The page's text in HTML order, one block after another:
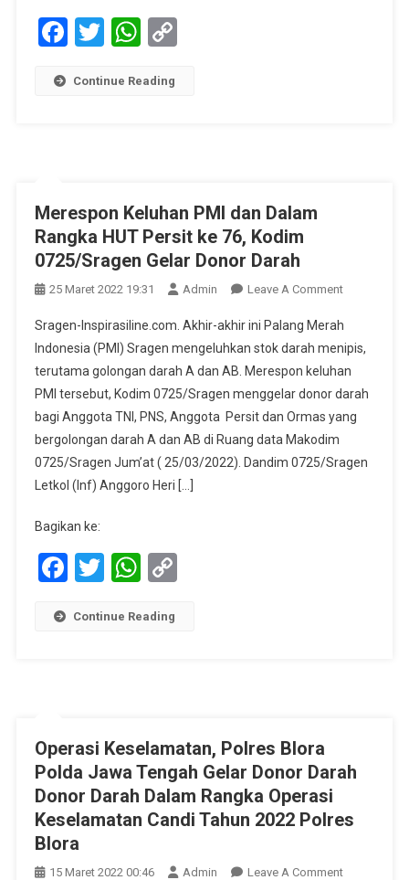
Facebook
TwitterWhatsApp
Copy
Continue Reading
Merespon Keluhan PMI dan Dalam
Rangka HUT Persit ke 76, Kodim
0725/Sragen Gelar Donor Darah
25 Maret 2022 19:31 Admin Leave A CommentOn
Keluhan
PMI
Dan
Dalam
Rangka
Sragen-Inspirasiline.com. Akhir-akhir ini Palang Merah
Indonesia (PMI) Sragen mengeluhkan stok darah menipis,
terutama golongan darah A dan AB. Merespon keluhan
PMI tersebut, Kodim 0725/Sragen menggelar donor darah
bagi Anggota TNI, PNS, Anggota Persit dan Ormas yang
bergolongan darah A dan AB di Ruang data Makodim
0725/Sragen Jum’at ( 25/03/2022). Dandim 0725/Sragen
Letkol (Inf) Anggoro Heri […]
Bagikan ke:
Facebook
TwitterWhatsApp
Copy
Continue Reading
Operasi Keselamatan, Polres Blora
Polda Jawa Tengah Gelar Donor Darah
Donor Darah Dalam Rangka Operasi
Keselamatan Candi Tahun 2022 Polres
Blora
15 Maret 2022 00:46 Admin Leave A CommentOn